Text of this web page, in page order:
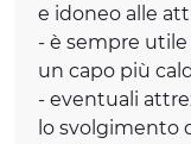
e idoneo alle
- è sempre
un capo più
- eventuali
lo svolgimento